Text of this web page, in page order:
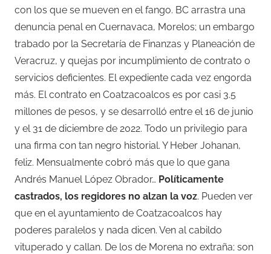
con los que se mueven en el fango. BC arrastra una
denuncia penal en Cuernavaca, Morelos; un embargo
trabado por la Secretaría de Finanzas y Planeación de
Veracruz, y quejas por incumplimiento de contrato o
servicios deficientes. El expediente cada vez engorda
más. El contrato en Coatzacoalcos es por casi 3.5
millones de pesos, y se desarrolló entre el 16 de junio
y el 31 de diciembre de 2022. Todo un privilegio para
una firma con tan negro historial. Y Heber Johanan,
feliz. Mensualmente cobró más que lo que gana
Andrés Manuel López Obrador… Políticamente
castrados, los regidores no alzan la voz. Pueden ver
que en el ayuntamiento de Coatzacoalcos hay
poderes paralelos y nada dicen. Ven al cabildo
vituperado y callan. De los de Morena no extraña; son